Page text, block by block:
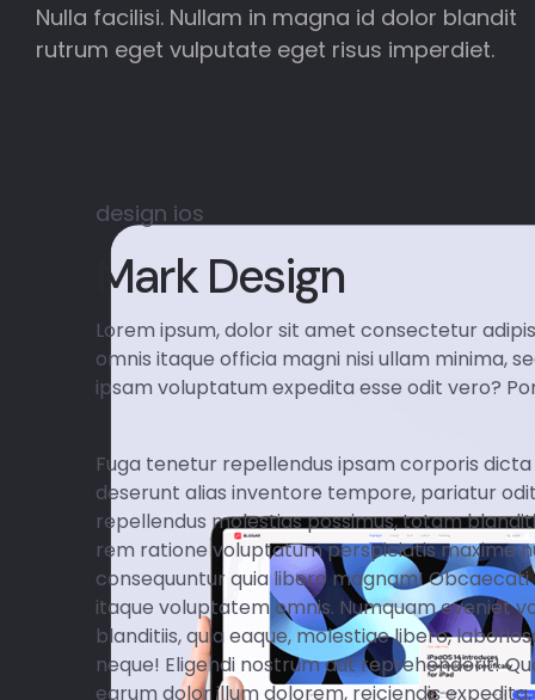
Nulla facilisi. Nullam in magna id dolor blandit
rutrum eget vulputate eget risus imperdiet.
design ios
Mark Design
Lorem ipsum, dolor sit amet consectetur
omnis itaque officia magni nisi ullam minima,
ipsam voluptatum expedita esse odit vero?
Fuga tenetur repellendus ipsam corporis
deserunt alias inventore tempore, pariatur
repellendus molestias possimus, totam
rem ratione voluptatum perspiciatis maxime
consequuntur quia libero magnam!
itaque voluptatem omnis. Numquam eveniet
blanditiis, quia eaque, molestiae libero,
neque! Eligendi nostrum aut reprehenderit!
earum dolor illum dolorem, reiciendis